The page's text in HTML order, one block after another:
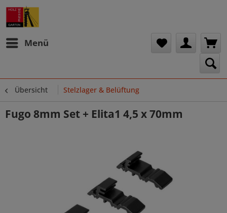
Menü
Übersicht Stelzlager & Belüftung
Fugo 8mm Set + Elita1 4,5 x 70mm